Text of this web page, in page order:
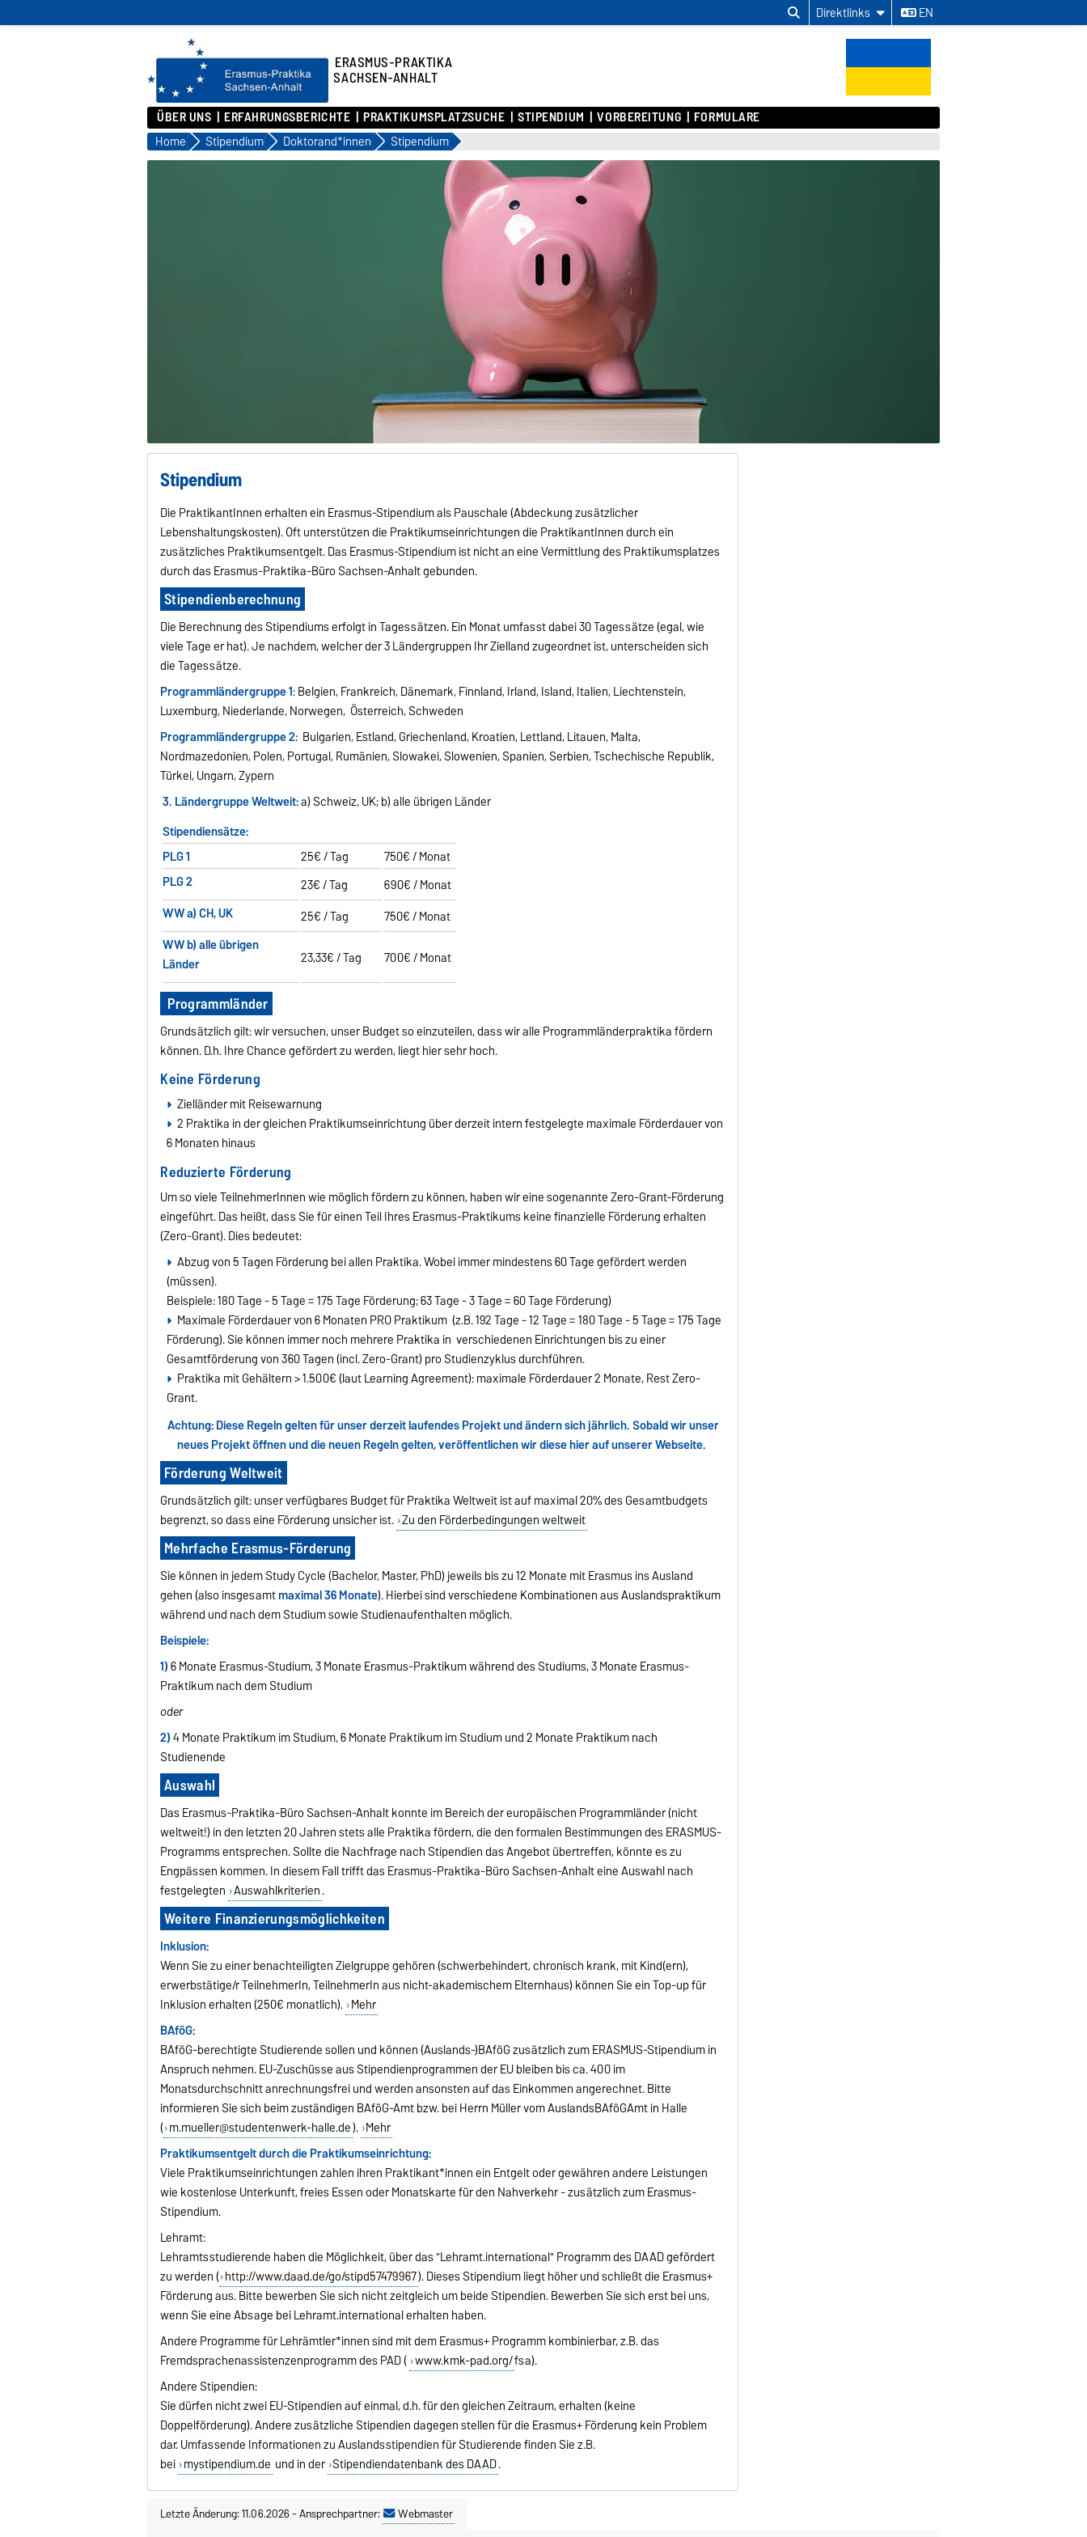
Direktlinks EN
ERASMUS-PRAKTIKA
SACHSEN-ANHALT
ÜBER UNS ERFAHRUNGSBERICHTE PRAKTIKUMSPLATZSUCHE STIPENDIUM VORBEREITUNG FORMULARE
Home Stipendium Doktorand*innen Stipendium
Stipendium
Die PraktikantInnen erhalten ein Erasmus-Stipendium als Pauschale (Abdeckung zusätzlicher
Lebenshaltungskosten). Oft unterstützen die Praktikumseinrichtungen die PraktikantInnen durch ein
zusätzliches Praktikumsentgelt. Das Erasmus-Stipendium ist nicht an eine Vermittlung des Praktikumsplatzes
durch das Erasmus-Praktika-Büro Sachsen-Anhalt gebunden.
Stipendienberechnung
Die Berechnung des Stipendiums erfolgt in Tagessätzen. Ein Monat umfasst dabei 30 Tagessätze (egal, wie
viele Tage er hat). Je nachdem, welcher der 3 Ländergruppen Ihr Zielland zugeordnet ist, unterscheiden sich
die Tagessätze.
Programmländergruppe 1: Belgien, Frankreich, Dänemark, Finnland, Irland, Island, Italien, Liechtenstein,
Luxemburg, Niederlande, Norwegen, Österreich, Schweden
Programmländergruppe 2: Bulgarien, Estland, Griechenland, Kroatien, Lettland, Litauen, Malta,
Nordmazedonien, Polen, Portugal, Rumänien, Slowakei, Slowenien, Spanien, Serbien, Tschechische Republik,
Türkei, Ungarn, Zypern
3. Ländergruppe Weltweit:a) Schweiz, UK; b) alle übrigen Länder
Stipendiensätze:
PLG 1
25€ / Tag
750€ / Monat
PLG 2
23€ / Tag
690€ / Monat
WW a) CH, UK
25€ / Tag
750€ / Monat
WW b) alle übrigen
Länder
23,33€ / Tag 700€ / Monat
Programmländer
Grundsätzlich gilt: wir versuchen, unser Budget so einzuteilen, dass wir alle Programmländerpraktika fördern
können. D.h. Ihre Chance gefördert zu werden, liegt hier sehr hoch.
Keine Förderung
Zielländer mit Reisewarnung
2 Praktika in der gleichen Praktikumseinrichtung über derzeit intern festgelegte maximale Förderdauer von
6 Monaten hinaus
Reduzierte Förderung
Um so viele TeilnehmerInnen wie möglich fördern zu können, haben wir eine sogenannte Zero-Grant-Förderung
eingeführt. Das heißt, dass Sie für einen Teil Ihres Erasmus-Praktikums keine finanzielle Förderung erhalten
(Zero-Grant). Dies bedeutet:
Abzug von 5 Tagen Förderung bei allen Praktika. Wobei immer mindestens 60 Tage gefördert werden
(müssen).
Beispiele: 180 Tage - 5 Tage = 175 Tage Förderung; 63 Tage - 3 Tage = 60 Tage Förderung)
Maximale Förderdauer von 6 Monaten PRO Praktikum (z.B. 192 Tage - 12 Tage = 180 Tage - 5 Tage = 175 Tage
Förderung). Sie können immer noch mehrere Praktika in verschiedenen Einrichtungen bis zu einer
Gesamtförderung von 360 Tagen (incl. Zero-Grant) pro Studienzyklus durchführen.
Praktika mit Gehältern > 1.500€ (laut Learning Agreement): maximale Förderdauer 2 Monate, Rest Zero-
Grant.
Achtung: Diese Regeln gelten für unser derzeit laufendes Projekt und ändern sich jährlich. Sobald wir unser
neues Projekt öffnen und die neuen Regeln gelten, veröffentlichen wir diese hier auf unserer Webseite.
Förderung Weltweit
Grundsätzlich gilt: unser verfügbares Budget für Praktika Weltweit ist auf maximal 20% des Gesamtbudgets
begrenzt, so dass eine Förderung unsicher ist. Zu den Förderbedingungen weltweit
Mehrfache Erasmus-Förderung
Sie können in jedem Study Cycle (Bachelor, Master, PhD) jeweils bis zu 12 Monate mit Erasmus ins Ausland
gehen (also insgesamtmaximal 36 Monate). Hierbei sind verschiedene Kombinationen aus Auslandspraktikum
während und nach dem Studium sowie Studienaufenthalten möglich.
Beispiele:
1)6 Monate Erasmus-Studium, 3 Monate Erasmus-Praktikum während des Studiums, 3 Monate Erasmus-
Praktikum nach dem Studium
oder
2)4 Monate Praktikum im Studium, 6 Monate Praktikum im Studium und 2 Monate Praktikum nach
Studienende
Auswahl
Das Erasmus-Praktika-Büro Sachsen-Anhalt konnte im Bereich der europäischen Programmländer (nicht
weltweit!) in den letzten 20 Jahren stets alle Praktika fördern, die den formalen Bestimmungen des ERASMUS-
Programms entsprechen. Sollte die Nachfrage nach Stipendien das Angebot übertreffen, könnte es zu
Engpässen kommen. In diesem Fall trifft das Erasmus-Praktika-Büro Sachsen-Anhalt eine Auswahl nach
festgelegten Auswahlkriterien.
Weitere Finanzierungsmöglichkeiten
Inklusion:
Wenn Sie zu einer benachteiligten Zielgruppe gehören (schwerbehindert, chronisch krank, mit Kind(ern),
erwerbstätige/r TeilnehmerIn, TeilnehmerIn aus nicht-akademischem Elternhaus) können Sie ein Top-up für
Inklusion erhalten (250€ monatlich). Mehr
BAföG:
BAföG-berechtigte Studierende sollen und können (Auslands-)BAföG zusätzlich zum ERASMUS-Stipendium in
Anspruch nehmen. EU-Zuschüsse aus Stipendienprogrammen der EU bleiben bis ca. 400 im
Monatsdurchschnitt anrechnungsfrei und werden ansonsten auf das Einkommen angerechnet. Bitte
informieren Sie sich beim zuständigen BAföG-Amt bzw. bei Herrn Müller vom AuslandsBAföGAmt in Halle
( m.mueller@studentenwerk-halle.de). Mehr
Praktikumsentgelt durch die Praktikumseinrichtung:
Viele Praktikumseinrichtungen zahlen ihren Praktikant*innen ein Entgelt oder gewähren andere Leistungen
wie kostenlose Unterkunft, freies Essen oder Monatskarte für den Nahverkehr - zusätzlich zum Erasmus-
Stipendium.
Lehramt:
Lehramtsstudierende haben die Möglichkeit, über das "Lehramt.international" Programm des DAAD gefördert
zu werden ( http://www.daad.de/go/stipd57479967). Dieses Stipendium liegt höher und schließt die Erasmus+
Förderung aus. Bitte bewerben Sie sich nicht zeitgleich um beide Stipendien. Bewerben Sie sich erst bei uns,
wenn Sie eine Absage bei Lehramt.international erhalten haben.
Andere Programme für Lehrämtler*innen sind mit dem Erasmus+ Programm kombinierbar, z.B. das
Fremdsprachenassistenzenprogramm des PAD ( www.kmk-pad.org/fsa).
Andere Stipendien:
Sie dürfen nicht zwei EU-Stipendien auf einmal, d.h. für den gleichen Zeitraum, erhalten (keine
Doppelförderung). Andere zusätzliche Stipendien dagegen stellen für die Erasmus+ Förderung kein Problem
dar. Umfassende Informationen zu Auslandsstipendien für Studierende finden Sie z.B.
bei mystipendium.de und in der Stipendiendatenbank des DAAD.
Letzte Änderung: 11.06.2026-Ansprechpartner: Webmaster